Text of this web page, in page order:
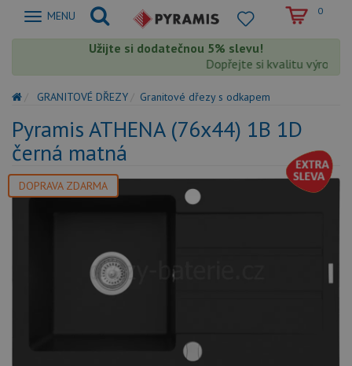
Zobrazit
MENU 0
Užijte si dodatečnou 5% slevu!
Dopřejte si kvalitu výrobků
GRANITOVÉ DŘEZY Granitové dřezy s odkapem
Pyramis ATHENA (76x44) 1B 1D
černá matná
DOPRAVA ZDARMA